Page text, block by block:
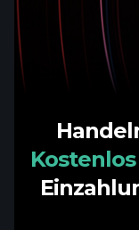
Kostenlos